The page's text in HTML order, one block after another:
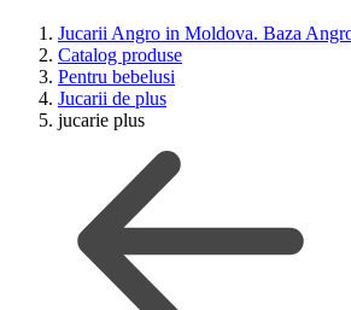
Jucarii Angro in Moldova. Baza
Catalog produse
Pentru bebelusi
Jucarii de plus
jucarie plus